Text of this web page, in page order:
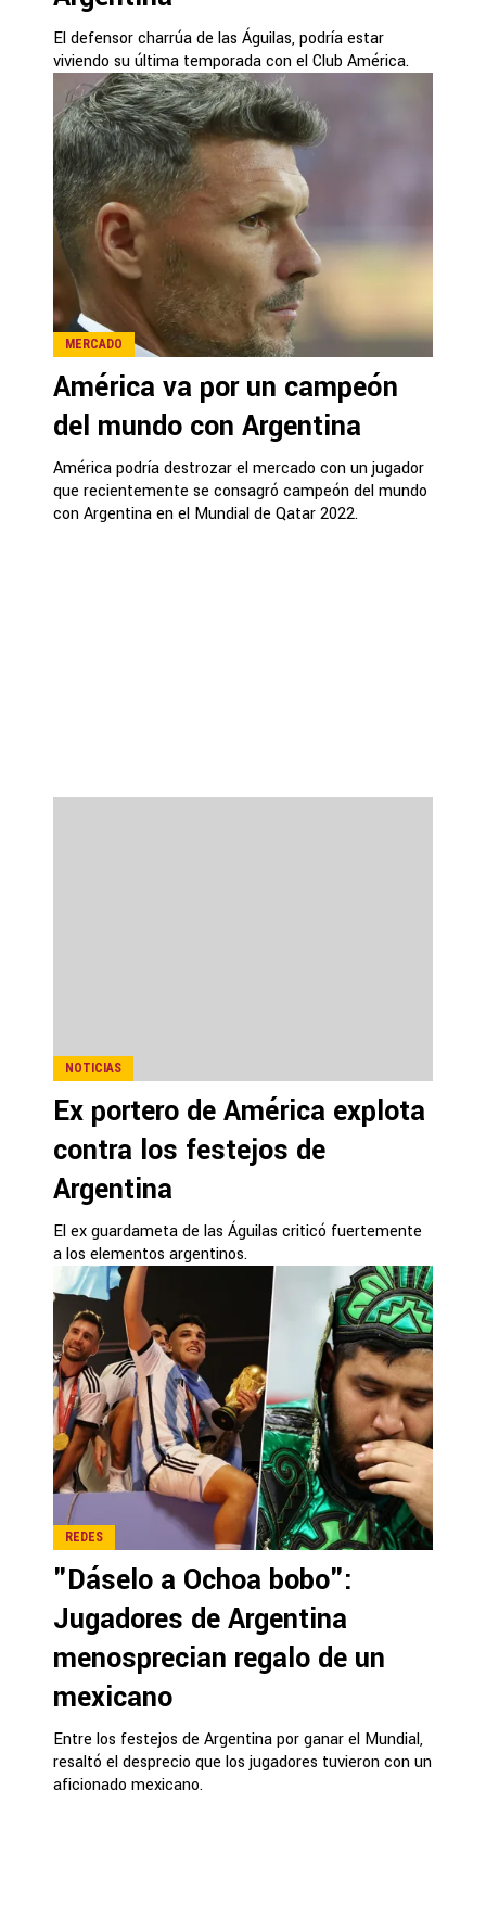
El defensor charrúa de las Águilas, podría estar
viviendo su última temporada con el Club América.
MERCADO
América va por un campeón
del mundo con Argentina
América podría destrozar el mercado con un jugador
que recientemente se consagró campeón del mundo
con Argentina en el Mundial de Qatar 2022.
NOTICIAS
Ex portero de América explota
contra los festejos de
Argentina
El ex guardameta de las Águilas criticó fuertemente
a los elementos argentinos.
REDES
"Dáselo a Ochoa bobo":
Jugadores de Argentina
menosprecian regalo de un
mexicano
Entre los festejos de Argentina por ganar el Mundial,
resaltó el desprecio que los jugadores tuvieron con un
aficionado mexicano.